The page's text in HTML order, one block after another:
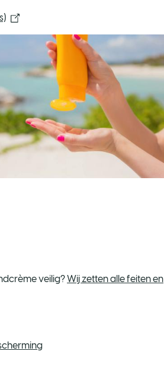
veilig?Wij zetten alle feiten en